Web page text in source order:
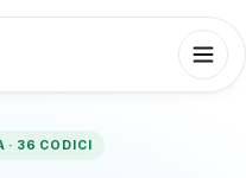
· 36 CODICI